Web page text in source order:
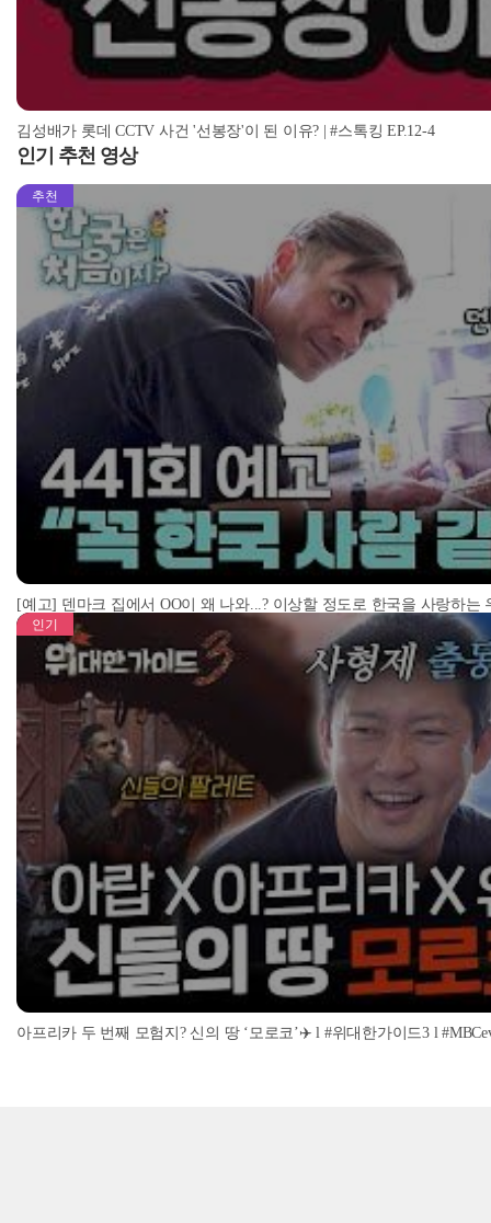
김성배가 롯데 CCTV 사건 '선봉장'이 된 이유? | #스톡킹 EP.12-4
인기 추천 영상
추천
[예고] 덴마크 집에서 OO이 왜 나와...? 이상할 정도로 한국을 사랑하는
인기
아프리카 두 번째 모험지? 신의 땅 ‘모로코’✈️ l #위대한가이드3 l